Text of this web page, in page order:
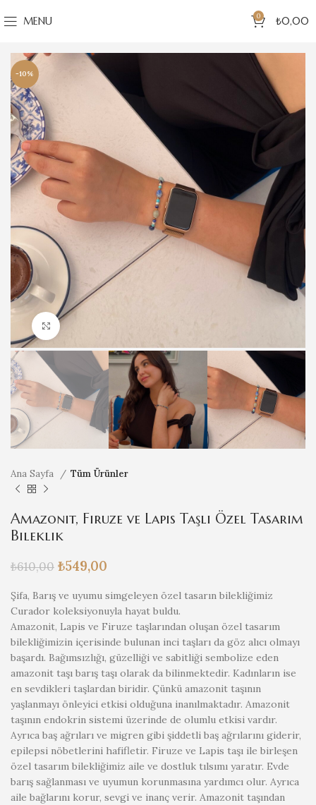
MENU 0 ₺0,00
-10%
Büyütmek için tıklayın
Ana Sayfa Tüm Ürünler
Amazonit, Firuze ve Lapis Taşlı Özel Tasarım
Bileklik
₺610,00 ₺549,00
Şifa, Barış ve uyumu simgeleyen özel tasarın bilekliğimiz
Curador koleksiyonuyla hayat buldu.
Amazonit, Lapis ve Firuze taşlarından oluşan özel tasarım
bilekliğimizin içerisinde bulunan inci taşları da göz alıcı olmayı
başardı. Bağımsızlığı, güzelliği ve sabitliği sembolize eden
amazonit taşı barış taşı olarak da bilinmektedir. Kadınların ise
en sevdikleri taşlardan biridir. Çünkü amazonit taşının
yaşlanmayı önleyici etkisi olduğuna inanılmaktadır. Amazonit
taşının endokrin sistemi üzerinde de olumlu etkisi vardır.
Ayrıca baş ağrıları ve migren gibi şiddetli baş ağrılarını giderir,
epilepsi nöbetlerini hafifletir. Firuze ve Lapis taşı ile birleşen
özel tasarım bilekliğimiz aile ve dostluk tılsımı yaratır. Evde
barış sağlanması ve uyumun korunmasına yardımcı olur. Ayrıca
aile bağlarını korur, sevgi ve inanç verir. Amazonit taşından